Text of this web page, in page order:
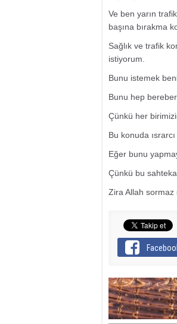
Ve ben yarın
başına bırakma
Sağlık ve trafik
istiyorum.
Bunu istemek
Bunu hep
Çünkü her
Bu konuda
Eğer bunu
Çünkü bu
Zira Allah sormaz